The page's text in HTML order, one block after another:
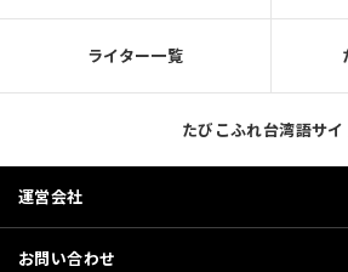
ライター一覧
たびこふれ台湾語サイ
運営会社
お問い合わせ